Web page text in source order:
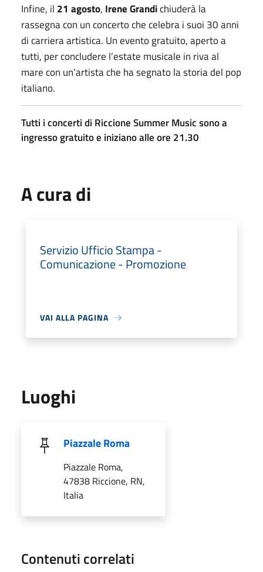
Infine, il 21 agosto, Irene Grandichiuderà la
rassegna con un concerto che celebra i suoi 30 anni
di carriera artistica. Un evento gratuito, aperto a
tutti, per concludere l’estate musicale in riva al
mare con un’artista che ha segnato la storia del pop
italiano.
Tutti i concerti di Riccione Summer Music sono a
ingresso gratuito e iniziano alle ore 21.30
A cura di
Servizio Ufficio Stampa -
Comunicazione - Promozione
VAI ALLA PAGINA
Luoghi
Piazzale Roma
Piazzale Roma,
47838 Riccione, RN,
Italia
Contenuti correlati